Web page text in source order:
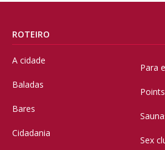
ROTEIRO
A cidade
Baladas
Bares
Cidadania
Para
Points
Sex